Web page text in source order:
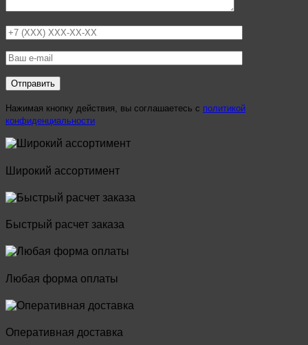
Нажимая кнопку действия, вы соглашаетесь с политикой
конфиденциальности
Широкий ассортимент
Быстрый расчет заказа
Любая форма оплаты
Оперативная доставка